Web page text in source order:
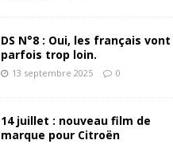
DS N°8 : Oui, les français vont
parfois trop loin.
13 septembre 2025 0
14 juillet : nouveau film de
marque pour Citroën